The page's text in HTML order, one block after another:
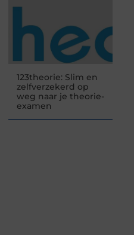
123theorie: Slim en
zelfverzekerd op
weg naar je theorie-
examen